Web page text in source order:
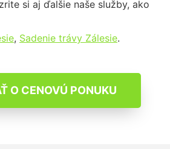
si aj ďalšie naše služby, ako
, Sadenie trávy Zálesie.
O CENOVÚ PONUKU